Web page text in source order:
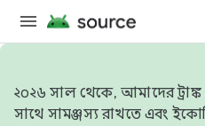
২০২৬ সাল থেকে, আমাদের
সাথে সামঞ্জস্য রাখতে এবং